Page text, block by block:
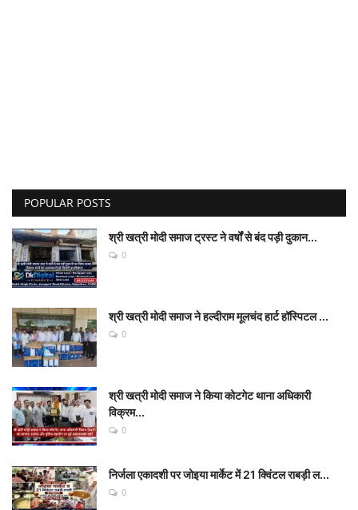
POPULAR POSTS
श्री खत्री मोदी समाज ट्रस्ट ने वर्षों से बंद पड़ी दुकान...
0
श्री खत्री मोदी समाज ने हल्दीराम मूलचंद हार्ट हॉस्पिटल ...
0
श्री खत्री मोदी समाज ने किया कोटगेट थाना अधिकारी
विक्रम...
0
निर्जला एकादशी पर जोइया मार्केट में 21 क्विंटल राबड़ी ल...
0